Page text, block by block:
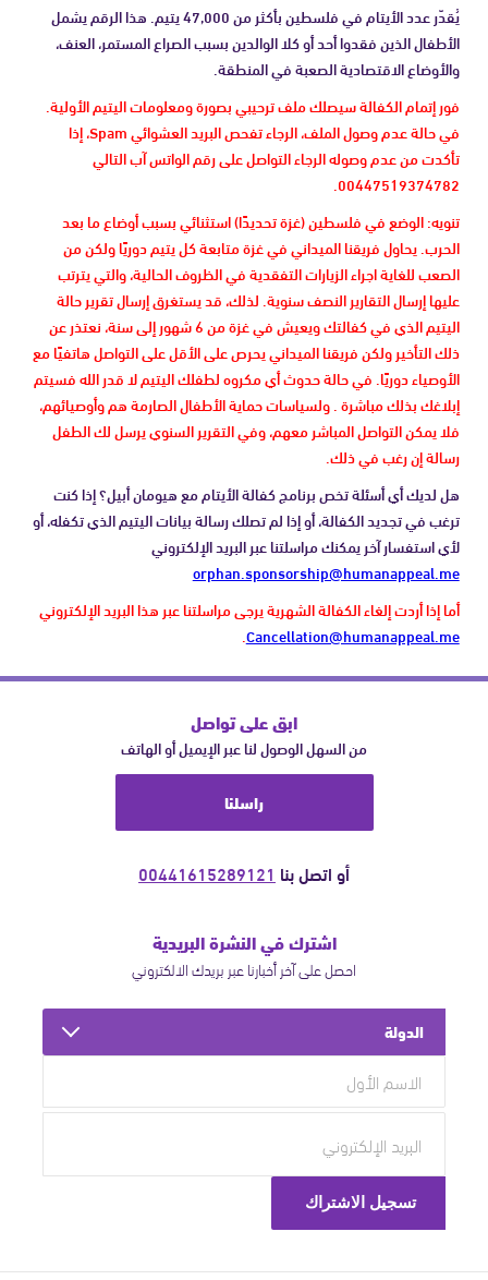
يُقدّر عدد الأيتام في فلسطين بأكثر من 47,000 يتيم. هذا الرقم يشمل
الأطفال الذين فقدوا أحد أو كلا الوالدين بسبب الصراع المستمر، العنف،
والأوضاع الاقتصادية الصعبة في المنطقة.
فور إتمام الكفالة سيصلك ملف ترحيبي بصورة ومعلومات اليتيم الأولية.
في حالة عدم وصول الملف، الرجاء تفحص البريد العشوائي Spam، إذا
تأكدت من عدم وصوله الرجاء التواصل على رقم الواتس آب التالي
00447519374782.
تنويه: الوضع في فلسطين (غزة تحديدًا) استثنائي بسبب أوضاع ما بعد
الحرب. يحاول فريقنا الميداني في غزة متابعة كل يتيم دوريًا ولكن من
الصعب للغاية اجراء الزيارات التفقدية في الظروف الحالية، والتي يترتب
عليها إرسال التقارير النصف سنوية. لذلك، قد يستغرق إرسال تقرير حالة
اليتيم الذي في كفالتك ويعيش في غزة من 6 شهور إلى سنة، نعتذر عن
ذلك التأخير ولكن فريقنا الميداني يحرص على الأقل على التواصل هاتفيًا مع
الأوصياء دوريًا. في حالة حدوث أي مكروه لطفلك اليتيم لا قدر الله فسيتم
إبلاغك بذلك مباشرة . ولسياسات حماية الأطفال الصارمة هم وأوصيائهم،
فلا يمكن التواصل المباشر معهم، وفي التقرير السنوي يرسل لك الطفل
رسالة إن رغب في ذلك.
هل لديك أي أسئلة تخص برنامج كفالة الأيتام مع هيومان أبيل؟ إذا كنت
ترغب في تجديد الكفالة، أو إذا لم تصلك رسالة بيانات اليتيم الذي تكفله، أو
لأي استفسار آخر يمكنك مراسلتنا عبر البريد الإلكتروني
orphan.sponsorship@humanappeal.me
أما إذا أردت إلغاء الكفالة الشهرية يرجى مراسلتنا عبر هذا البريد الإلكتروني
Cancellation@humanappeal.me
.
ابق على تواصل
من السهل الوصول لنا عبر الإيميل أو الهاتف
راسلنا
أو اتصل بنا 00441615289121
اشترك في النشرة البريدية
احصل على آخر أخبارنا عبر بريدك الالكتروني
الدولة